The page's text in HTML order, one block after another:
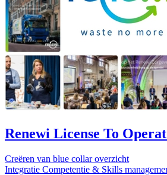
Renewi License To
Creëren van blue collar overzicht
Integratie Competentie & Skills